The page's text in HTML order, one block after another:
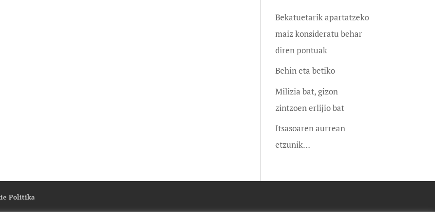
Bekatuetarik apartatzeko
maiz konsideratu behar
diren pontuak
Behin eta betiko
Milizia bat, gizon
zintzoen erlijio bat
Itsasoaren aurrean
etzunik…
Politika